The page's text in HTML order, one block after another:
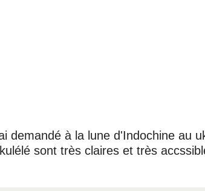
demandé à la lune d'Indochine au
sont très claires et très